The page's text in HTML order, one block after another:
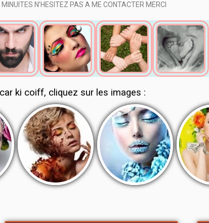
N’HESITEZ PAS A ME CONTACTER MERCI
ki coiff, cliquez sur les images :
AUTOMNE HIVER